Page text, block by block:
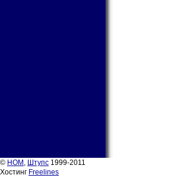
© НОМ , Штупс 1999-2011
Хостинг Freelines